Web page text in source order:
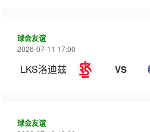
球会友谊
2026-07-11 17:00
LKS洛迪兹 VS
球会友谊